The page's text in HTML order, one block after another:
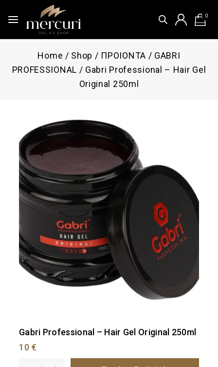
0
Home / Shop / ΠΡΟΙΟΝΤΑ / GABRI
PROFESSIONAL / Gabri Professional – Hair Gel
Original 250ml
Gabri Professional – Hair Gel Original 250ml
10€